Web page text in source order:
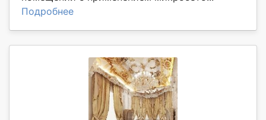
Подробнее